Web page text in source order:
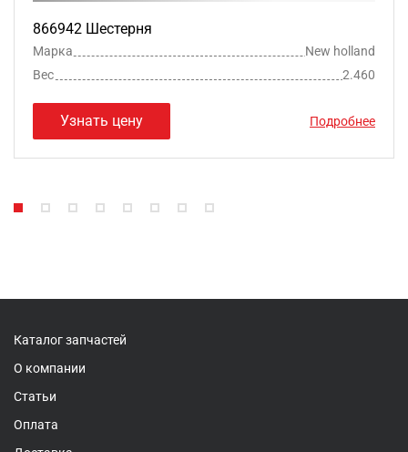
866942 Шестерня
Марка
New holland
Вес
2.460
Узнать цену Подробнее
Каталог запчастей
О компании
Статьи
Оплата